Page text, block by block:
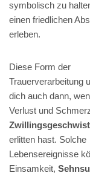
symbolisch zu
einen friedlichen
erleben.
Diese Form der
Trauerverarbeitung
dich auch dann,
Verlust und
erlitten hast. Solche
Lebensereignisse
Einsamkeit,